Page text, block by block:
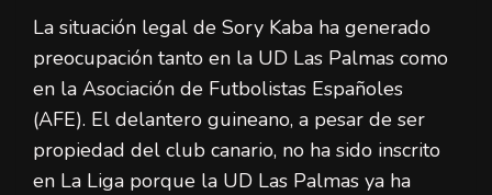
La situación legal de Sory Kaba ha generado
preocupación tanto en la UD Las Palmas como
en la Asociación de Futbolistas Españoles
(AFE). El delantero guineano, a pesar de ser
propiedad del club canario, no ha sido inscrito
en La Liga porque la UD Las Palmas ya ha